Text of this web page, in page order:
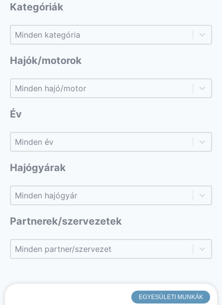
Kategóriák
Kategóriák
Kategóriák
Hajók/motorok
Hajók/motorok
Hajók/motorok
Év
Év
Év
Hajógyárak
Hajógyárak
Hajógyárak
Partnerek/szervezetek
Partnerek/szervezetek
Partnerek/szervezetek
EGYESÜLETI MUNKÁK